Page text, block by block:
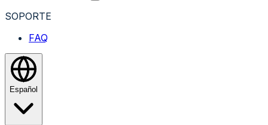
SOPORTE
FAQ
Español